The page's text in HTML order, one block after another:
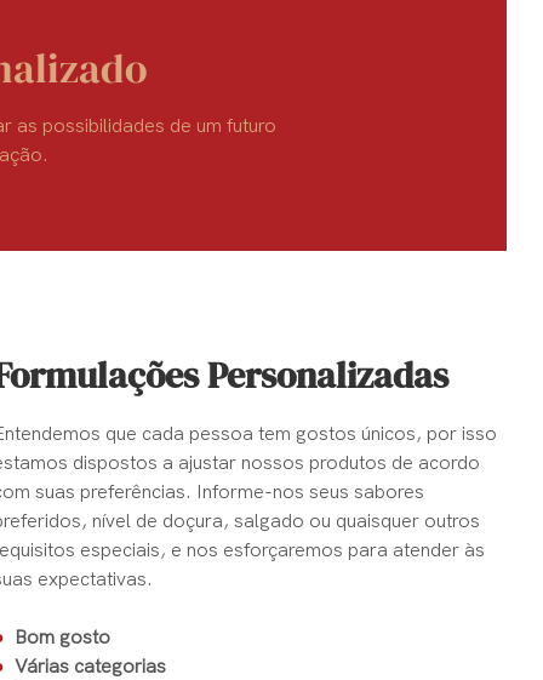
as possibilidades de um futuro
Personalizadas
que cada pessoa tem gostos únicos, por isso
dispostos a ajustar nossos produtos de acordo
suas preferências. Informe-nos seus sabores
nível de doçura, salgado ou quaisquer outros
especiais, e nos esforçaremos para atender às
expectativas.
Bom gosto
Várias categorias